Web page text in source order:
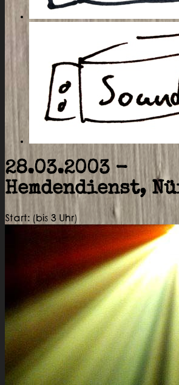
28.03.2003 -
Hemdendienst,
Start: (bis 3 Uhr)